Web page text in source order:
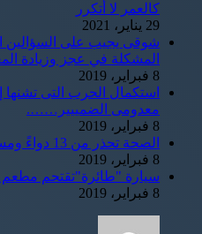
كالعمر لا أتكرر
29 يناير، 2021
شوقى يجيب على السؤالين
المشكلة في عجز وزيادة
8 فبراير، 2019
استكمال الحرب التى تشنها
معدومى الضمييير…….
8 فبراير، 2019
الصحة تحذر من 13 دواءً ومستحضرًا للتجميل بالأسواق
8 فبراير، 2019
سيارة "طائرة"تقتحم
8 فبراير، 2019